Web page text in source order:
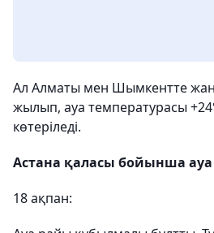
Ал Алматы мен Шымкентте
жылып, ауа температурасы
көтеріледі.
Астана қаласы бойынша
18 ақпан: